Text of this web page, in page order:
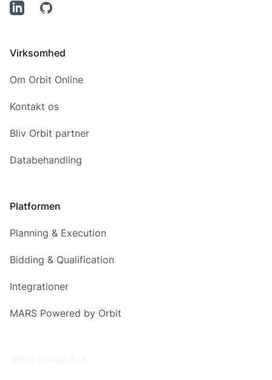
LinkedInGithub
Virksomhed
Om Orbit Online
Kontakt os
Bliv Orbit partner
Databehandling
Platformen
Planning & Execution
Bidding & Qualification
Integrationer
MARS Powered by Orbit